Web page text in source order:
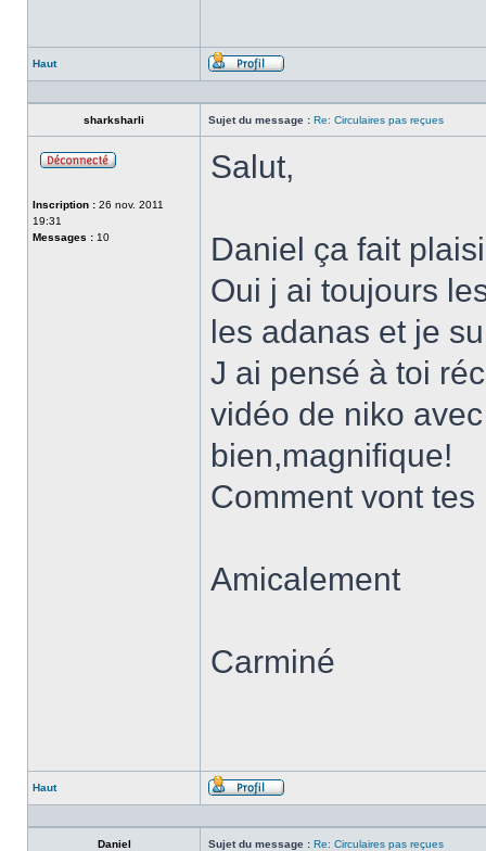
Haut
Profil
sharksharli Sujet du message : Re: Circulaires pas reçues
Inscription : 26 nov. 2011
19:31
Messages : 10
Salut,
Daniel ça fait
Oui j ai toujours
les adanas et je
J ai pensé à toi
vidéo de niko
bien,magnifique!
Comment vont
Amicalement
Carminé
Haut
Profil
Daniel Sujet du message : Re: Circulaires pas reçues